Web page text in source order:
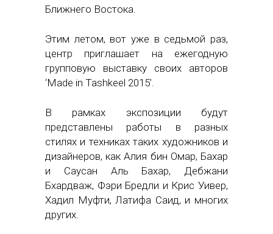
Ближнего Востока.
Этим летом, вот уже в седьмой раз,
центр приглашает на ежегодную
групповую выставку своих авторов
‘Made in Tashkeel 2015’.
В рамках экспозиции будут
представлены работы в разных
стилях и техниках таких художников и
дизайнеров, как Алия бин Омар, Бахар
и Саусан Аль Бахар, Дебжани
Бхардваж, Фэри Бредли и Крис Уивер,
Хадил Муфти, Латифа Саид, и многих
других.